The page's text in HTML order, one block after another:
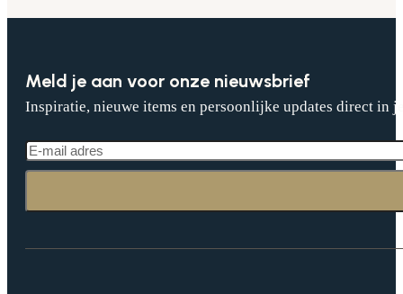
Meld je aan voor onze nieuwsbrief
Inspiratie, nieuwe items en persoonlijke updates direct in